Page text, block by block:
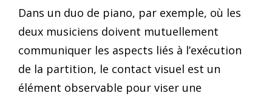
Dans un duo de piano, par exemple, où les
deux musiciens doivent mutuellement
communiquer les aspects liés à l’exécution
de la partition, le contact visuel est un
élément observable pour viser une